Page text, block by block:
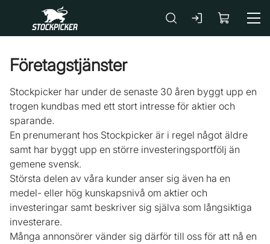
Gå till huvudinnehåll
Företagstjänster
Stockpicker har under de senaste 30 åren byggt upp en
trogen kundbas med ett stort intresse för aktier och
sparande.
En prenumerant hos Stockpicker är i regel något äldre
samt har byggt upp en större investeringsportfölj än
gemene svensk.
Största delen av våra kunder anser sig även ha en
medel- eller hög kunskapsnivå om aktier och
investeringar samt beskriver sig själva som långsiktiga
investerare.
Många annonsörer vänder sig därför till oss för att nå en